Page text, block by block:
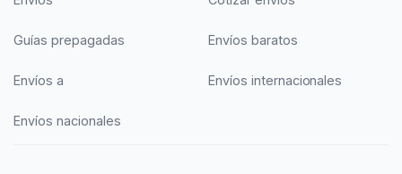
Guías prepagadas Envíos baratos
Envíos a Envíos internacionales
Envíos nacionales